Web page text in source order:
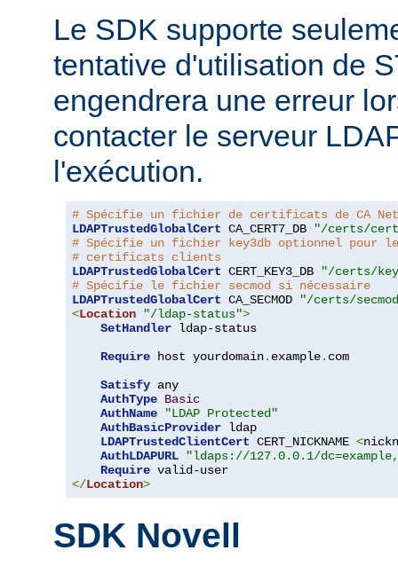
Le SDK supporte
tentative d'utilisation de
engendrera une erreur
contacter le serveur
l'exécution.
# Spécifie un fichier de certificats de CA
LDAPTrustedGlobalCert CA_CERT7_DB
"/certs/
# Spécifie un fichier key3db optionnel pour
# certificats clients
LDAPTrustedGlobalCert CERT_KEY3_DB
"/certs/
# Spécifie le fichier secmod si nécessaire
LDAPTrustedGlobalCert CA_SECMOD
"/certs/
<Location "/ldap-status">
SetHandler ldap-status
Require host yourdomain. example. com
Satisfy any
AuthType Basic
AuthName
"LDAP Protected"
AuthBasicProvider ldap
LDAPTrustedClientCert CERT_NICKNAME <
AuthLDAPURL
"ldaps://127.0.0.1/
Require
</Location>
SDK Novell